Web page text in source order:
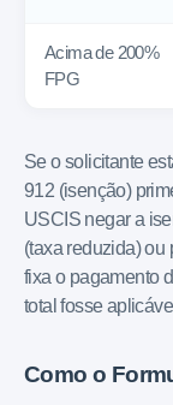
Acima de 200%
FPG
Se o solicitante
912 (isenção)
USCIS negar a
(taxa reduzida) ou
fixa o pagamento
total fosse
Como o